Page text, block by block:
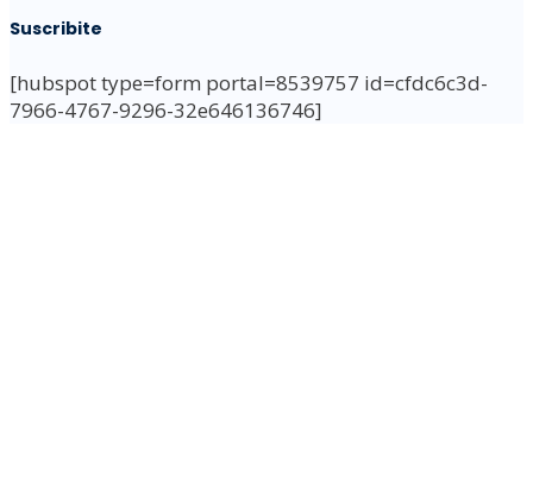
Suscribite
[hubspot type=form portal=8539757 id=cfdc6c3d-
7966-4767-9296-32e646136746]